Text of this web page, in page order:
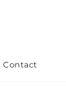
Contact